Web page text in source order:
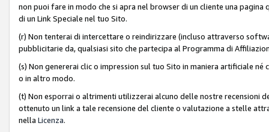
non puoi fare in modo che si apra nel browser di un cliente una
di un Link Speciale nel tuo Sito.
(r) Non tenterai di intercettare o reindirizzare (incluso attraverso
pubblicitarie da, qualsiasi sito che partecipa al Programma di
(s) Non genererai clic o impression sul tuo Sito in maniera artificiale
o in altro modo.
(t) Non esporrai o altrimenti utilizzerai alcuno delle nostre recensioni
ottenuto un link a tale recensione del cliente o valutazione a stelle
nella Licenza.